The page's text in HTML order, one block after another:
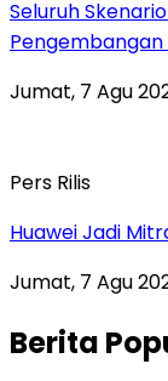
Seluruh
Pengembangan
Jumat, 7 Agu
Pers Rilis
Huawei Jadi
Jumat, 7 Agu
Berita